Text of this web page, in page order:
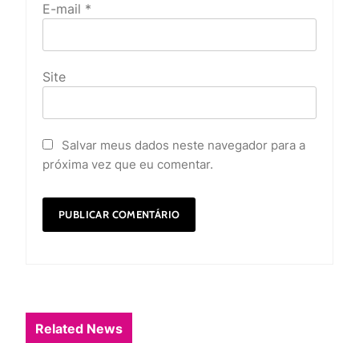
E-mail *
Site
Salvar meus dados neste navegador para a
próxima vez que eu comentar.
Related News